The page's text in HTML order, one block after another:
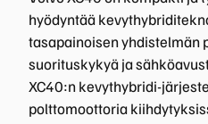
hyödyntää
tasapainoisen yhdistelmän
suorituskykyä ja
XC40:n kevythybridi-
polttomoottoria